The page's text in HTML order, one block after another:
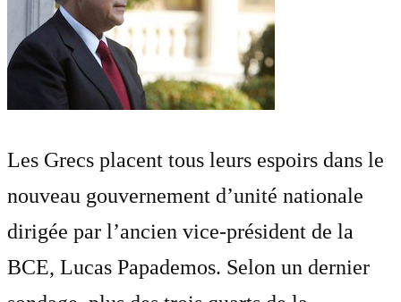
Les Grecs placent tous leurs espoirs dans le
nouveau gouvernement d’unité nationale
dirigée par l’ancien vice-président de la
BCE, Lucas Papademos. Selon un dernier